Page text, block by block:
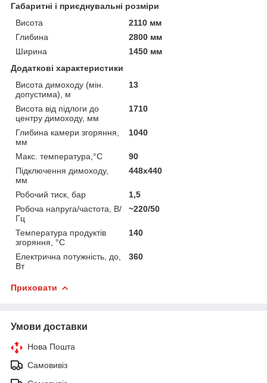
Габаритні і приєднувальні розміри
Висота
2110 мм
Глибина
2800 мм
Ширина
1450 мм
Додаткові характеристики
Висота димоходу (мін.
допустима), м
13
Висота від підлоги до
центру димоходу, мм
1710
Глибина камери згоряння,
мм
1040
Макс. температура,°C
90
Підключення димоходу,
мм
448х440
Робочий тиск, бар
1,5
Робоча напруга/частота, В/
Гц
~220/50
Температура продуктів
згоряння, °C
140
Електрична потужність, до,
Вт
360
Приховати
Умови доставки
Нова Пошта
Самовивіз